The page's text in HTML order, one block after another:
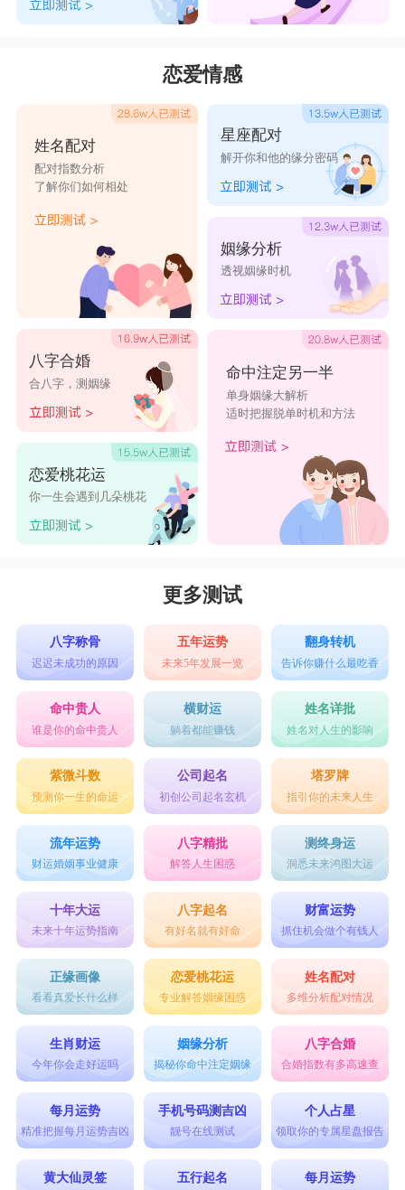
9、穿着校服猖狂世界
11、爷de霸气√你值得拥有
12、社会复杂爷简单
13、释怀得太多流泪乜多
14、猜不透人心う
16、滚!你碍我眼了
17、控心少年°
18、喂，把爱交给我
19、天屎的翅膀
20、人不可貌相小三不可鬥量
21、别哭脏了我的坟
22、ˇ絕版的溫柔
23、大陆男神
24、我碍你。
25、你的美，可望而不可及
好听的网名男生释义
星辰之吻： 象征浪漫和梦幻，如同星辰间的神秘
之吻。
清风徐来： 强调清新、宜人的生活态度，如同微
风拂面的舒适感。
花开富贵路： 意味着事业和生活充满繁荣与成
功，如花朵一般绚烂。
缘起心动： 表示缘分的开始和心灵的共鸣，感情
之火由此燃起。
梦幻之音： 表达对美好事物的向往和追求，如梦
幻般的音乐之声。
流年静好： 表示岁月安静而美好，对宁静生活的
向往。
茶香悠扬： 象征淡然、悠闲的生活情调，如茶香
一般宁静。
心随云飘： 表达心境如同飘动的云朵，轻松自
在。
海风轻吟： 表达对大海宁静的向往和喜好，如海
风轻轻吹拂。
恋爱情感
姓名配对
配对指数分析
了解你们如何相处
八字合婚
合八字，测姻缘
恋爱桃花运
你一生会遇到几朵桃花
星座配对
解开你和他的缘分密码
姻缘分析
透视姻缘时机
命中注定另一半
单身姻缘大解析
适时把握脱单时机和方法
更多测试
八字称骨
迟迟未成功的原因
五年运势
未来5年发展一览
翻身转机
告诉你赚什么最吃香
命中贵人
谁是你的命中贵人
横财运
躺着都能赚钱
姓名详批
姓名对人生的影响
紫微斗数
预测你一生的命运
公司起名
初创公司起名玄机
塔罗牌
指引你的未来人生
流年运势
财运婚姻事业健康
八字精批
解答人生困惑
测终身运
洞悉未来鸿图大运
十年大运
未来十年运势指南
八字起名
有好名就有好命
财富运势
抓住机会做个有钱人
正缘画像
看看真爱长什么样
恋爱桃花运
专业解答姻缘困惑
姓名配对
多维分析配对情况
生肖财运
今年你会走好运吗
姻缘分析
揭秘你命中注定姻缘
八字合婚
合婚指数有多高速查
每月运势
精准把握每月运势吉凶
手机号码测吉凶
靓号在线测试
个人占星
领取你的专属星盘报告
黄大仙灵签 五行起名 每月运势